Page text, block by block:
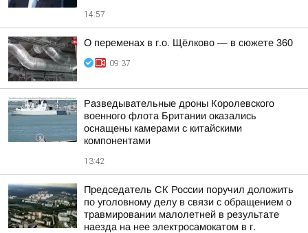
14:57
О переменах в г.о. Щёлково — в сюжете 360
09:37
Разведывательные дроны Королевского
военного флота Британии оказались
оснащены камерами с китайскими
компонентами
13:42
Председатель СК России поручил доложить
по уголовному делу в связи с обращением о
травмировании малолетней в результате
наезда на нее электросамокатом в г.